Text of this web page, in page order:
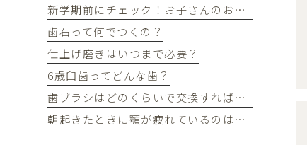
新学期前にチェック！お子さんのお口の健康、大丈夫？
歯石って何でつくの？
仕上げ磨きはいつまで必要？
6歳臼歯ってどんな歯？
歯ブラシはどのくらいで交換すればいい？
朝起きたときに顎が疲れているのは歯ぎしりが原因？